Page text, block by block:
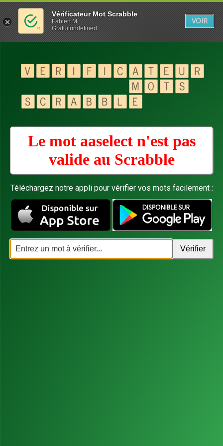
Le mot aaselect n'est pas
valide au Scrabble
Téléchargez notre appli pour vérifier vos mots facilement :
Vérificateur Mot Scrabble
Fabien M
Gratuitundefined
VOIR